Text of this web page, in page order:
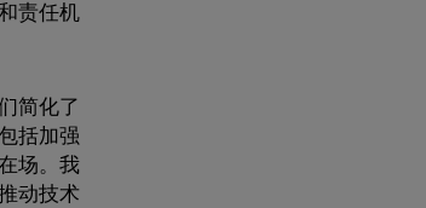
责任机
简化了
括加强
场。我
动技术